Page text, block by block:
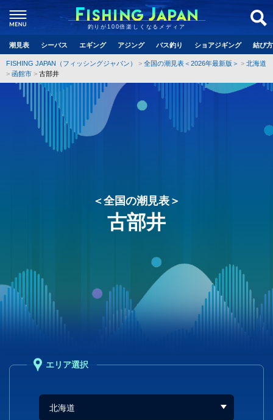
釣りが100倍楽しくなるメディア
潮見表 シーバス エギング アジング バス釣り ショアジギング 結び
FISHING JAPAN（フィッシングジャパン） 全国の潮見表＜2026年最新版＞
北海道
函館市
古部井
＜全国の潮見表＞
古部井
エリア選択